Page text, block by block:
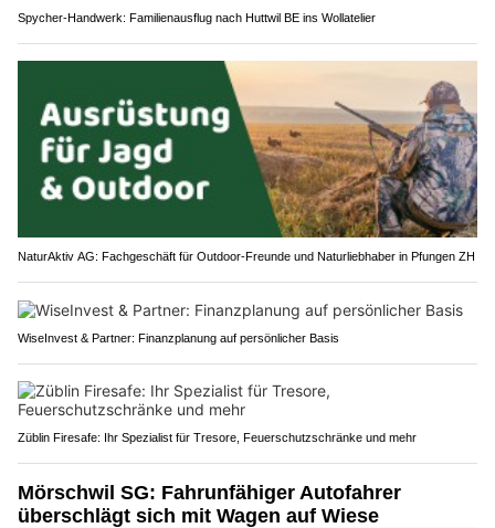
Spycher-Handwerk: Familienausflug nach Huttwil BE ins Wollatelier
NaturAktiv AG: Fachgeschäft für Outdoor-Freunde und Naturliebhaber in Pfungen ZH
WiseInvest & Partner: Finanzplanung auf persönlicher Basis
Züblin Firesafe: Ihr Spezialist für Tresore, Feuerschutzschränke und mehr
Mörschwil SG: Fahrunfähiger Autofahrer
überschlägt sich mit Wagen auf Wiese